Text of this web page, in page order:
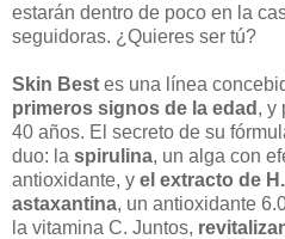
estarán dentro de poco en la
seguidoras. ¿Quieres ser tú?
Skin Best es una línea
primeros signos de la edad , y
40 años. El secreto de su
duo: la spirulina, un alga con
antioxidante, y el extracto de
astaxantina, un antioxidante
la vitamina C. Juntos,